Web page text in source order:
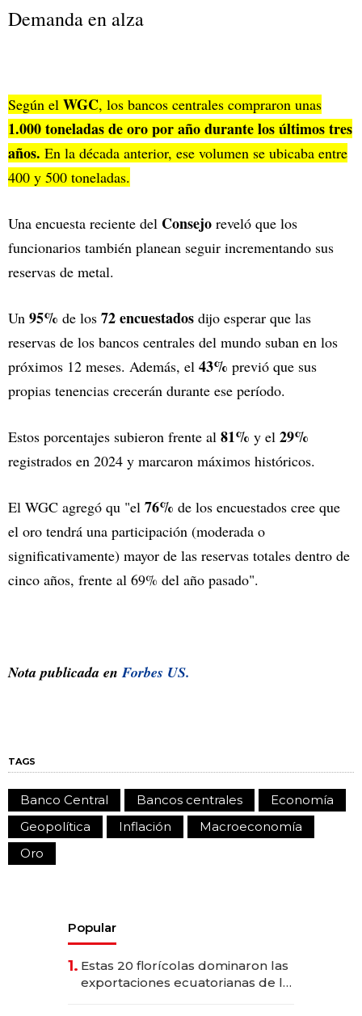
Demanda en alza
Según el WGC, los bancos centrales compraron unas
1.000 toneladas de oro por año durante los últimos tres
años. En la década anterior, ese volumen se ubicaba entre
400 y 500 toneladas.
Una encuesta reciente del Consejo reveló que los
funcionarios también planean seguir incrementando sus
reservas de metal.
Un 95% de los 72 encuestados dijo esperar que las
reservas de los bancos centrales del mundo suban en los
próximos 12 meses. Además, el 43% previó que sus
propias tenencias crecerán durante ese período.
Estos porcentajes subieron frente al 81% y el 29%
registrados en 2024 y marcaron máximos históricos.
El WGC agregó qu "el 76% de los encuestados cree que
el oro tendrá una participación (moderada o
significativamente) mayor de las reservas totales dentro de
cinco años, frente al 69% del año pasado".
Nota publicada enForbes US.
TAGS
Banco Central Bancos centrales
Economía
Geopolítica
Inflación
Macroeconomía
Oro
Popular
1. Estas 20 florícolas dominaron las
exportaciones ecuatorianas de la